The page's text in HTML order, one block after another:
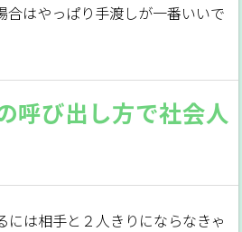
合はやっぱり手渡しが一番いいで
呼び出し方で社会人
には相手と２人きりにならなきゃ